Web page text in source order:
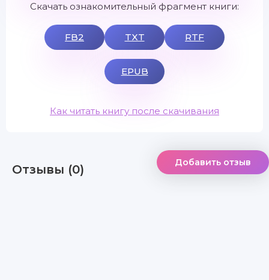
Скачать ознакомительный фрагмент книги:
FB2 TXT RTF
EPUB
Как читать книгу после скачивания
Отзывы (0) Добавить отзыв